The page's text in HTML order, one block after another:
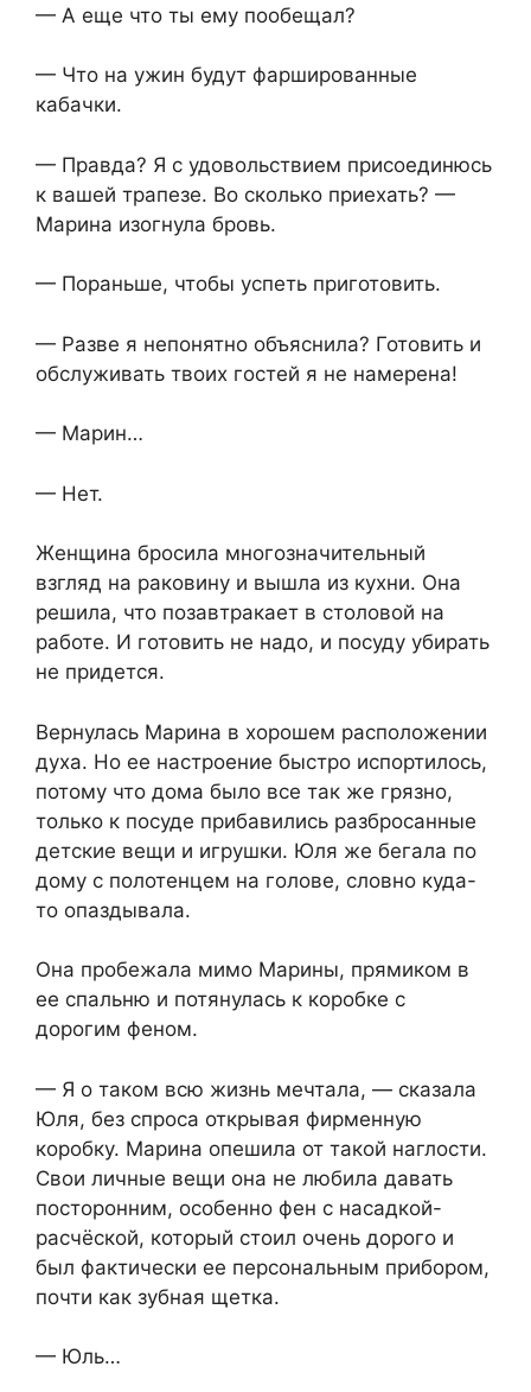
— А еще что ты ему пообещал?
— Что на ужин будут фаршированные
кабачки.
— Правда? Я с удовольствием присоединюсь
к вашей трапезе. Во сколько приехать? —
Марина изогнула бровь.
— Пораньше, чтобы успеть приготовить.
— Разве я непонятно объяснила? Готовить и
обслуживать твоих гостей я не намерена!
— Марин…
— Нет.
Женщина бросила многозначительный
взгляд на раковину и вышла из кухни. Она
решила, что позавтракает в столовой на
работе. И готовить не надо, и посуду убирать
не придется.
Вернулась Марина в хорошем расположении
духа. Но ее настроение быстро испортилось,
потому что дома было все так же грязно,
только к посуде прибавились разбросанные
детские вещи и игрушки. Юля же бегала по
дому с полотенцем на голове, словно куда-
то опаздывала.
Она пробежала мимо Марины, прямиком в
ее спальню и потянулась к коробке с
дорогим феном.
— Я о таком всю жизнь мечтала, — сказала
Юля, без спроса открывая фирменную
коробку. Марина опешила от такой наглости.
Свои личные вещи она не любила давать
посторонним, особенно фен с насадкой-
расчёской, который стоил очень дорого и
был фактически ее персональным прибором,
почти как зубная щетка.
— Юль…